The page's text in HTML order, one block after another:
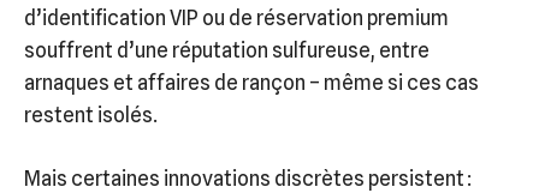
d’identification VIP ou de réservation premium
souffrent d’une réputation sulfureuse, entre
arnaques et affaires de rançon – même si ces cas
restent isolés.
Mais certaines innovations discrètes persistent :